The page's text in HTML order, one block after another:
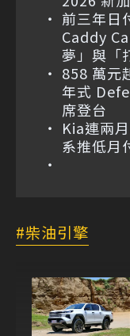
前三年日
Caddy
夢」與「
858 萬元
年式
席登台
Kia連兩
系推低月
柴油引擎